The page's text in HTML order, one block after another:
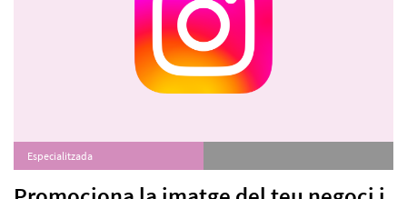
Especialitzada